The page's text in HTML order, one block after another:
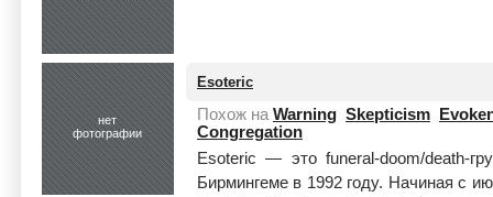
нет
фотографии
Esoteric
Похож на Warning Skepticism
Congregation
Esoteric — это funeral-doom/death-
Бирмингеме в 1992 году. Начиная с